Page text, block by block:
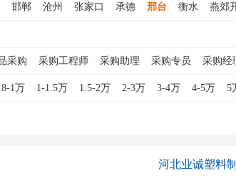
邯郸 沧州 张家口 承德 邢台 衡水 燕郊
采购 采购工程师 采购助理 采购专员 采购经
采购 芯片采购 电商采购 服装采购 药品采购
1万 1-1.5万 1.5-2万 2-3万 3-4万 4-5万 5
河北业诚塑料